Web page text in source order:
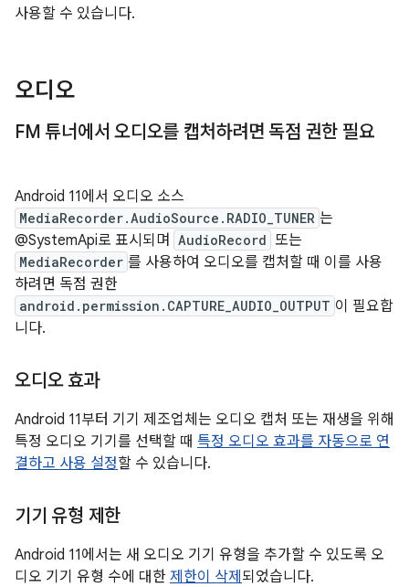
사용할 수 있습니다.
오디오
FM 튜너에서 오디오를 캡처하려면 독점 권한 필요
Android 11에서 오디오 소스
MediaRecorder.AudioSource.RADIO_TUNER 는
@SystemApi로 표시되며
AudioRecord 또는
MediaRecorder 를 사용하여 오디오를 캡처할 때 이를 사용
하려면 독점 권한
android.permission.CAPTURE_AUDIO_OUTPUT 이 필요합
니다.
오디오 효과
Android 11부터 기기 제조업체는 오디오 캡처 또는 재생을 위해
특정 오디오 기기를 선택할 때 특정 오디오 효과를 자동으로 연
결하고 사용 설정할 수 있습니다.
기기 유형 제한
Android 11에서는 새 오디오 기기 유형을 추가할 수 있도록 오
디오 기기 유형 수에 대한 제한이 삭제 되었습니다.